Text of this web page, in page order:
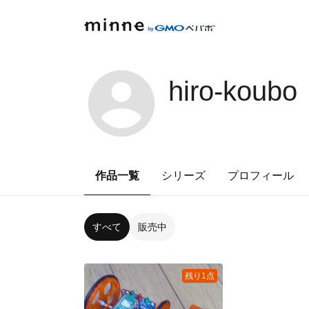
hiro-koubo
作品一覧 シリーズ プロフィール
すべて 販売中
残り1点